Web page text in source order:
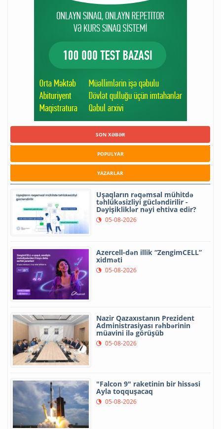
SON XƏBƏR
POPULYAR
YAZARLAR
Uşaqların rəqəmsal mühitdə
təhlükəsizliyi gücləndirilir -
Dəyişikliklər nəyi ehtiva edir?
05-08-2026
Azercell-dən illik “ZengimCELL”
xidməti
05-08-2026
Nazir Qazaxıstanın Prezident
Administrasiyası rəhbərinin
müavini ilə görüşüb
05-08-2026
"Falcon 9" raketinin bir hissəsi
Ayla toqquşacaq
05-08-2026